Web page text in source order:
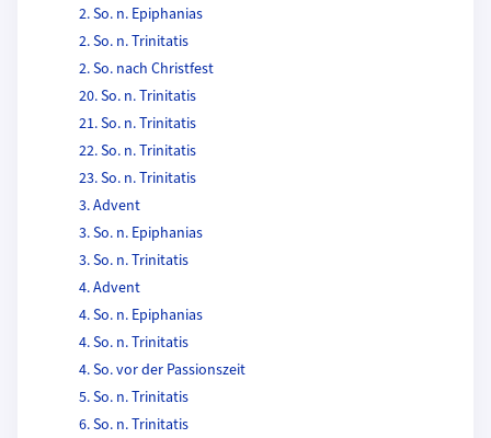
2. So. n. Epiphanias
2. So. n. Trinitatis
2. So. nach Christfest
20. So. n. Trinitatis
21. So. n. Trinitatis
22. So. n. Trinitatis
23. So. n. Trinitatis
3. Advent
3. So. n. Epiphanias
3. So. n. Trinitatis
4. Advent
4. So. n. Epiphanias
4. So. n. Trinitatis
4. So. vor der Passionszeit
5. So. n. Trinitatis
6. So. n. Trinitatis